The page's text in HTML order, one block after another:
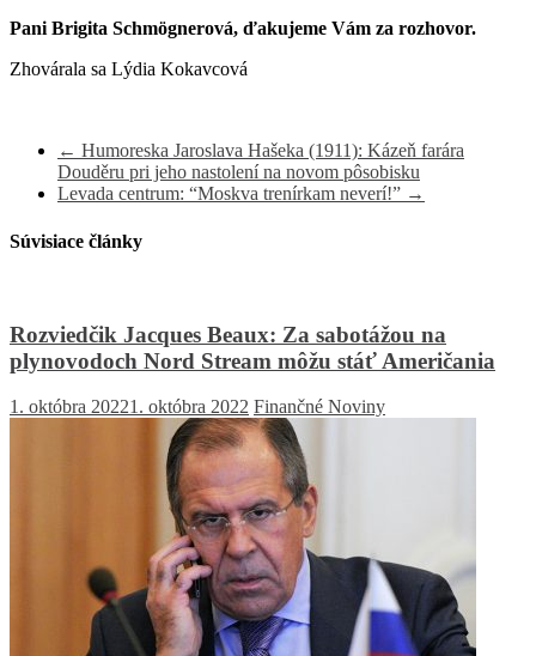
Pani Brigita Schmögnerová, ďakujeme Vám za rozhovor.
Zhovárala sa Lýdia Kokavcová
← Humoreska Jaroslava Hašeka (1911): Kázeň farára
Douděru pri jeho nastolení na novom pôsobisku
Levada centrum: “Moskva trenírkam neverí!” →
Súvisiace články
Rozviedčik Jacques Beaux: Za sabotážou na
plynovodoch Nord Stream môžu stáť Američania
1. októbra 20221. októbra 2022 Finančné Noviny